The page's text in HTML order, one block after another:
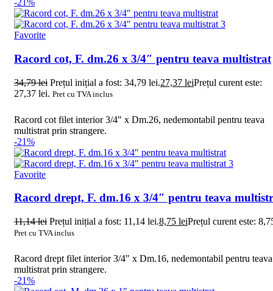
-21%
Favorite
Racord cot, F. dm.26 x 3/4″ pentru teava multistrat
34,79lei Prețul inițial a fost: 34,79 lei.27,37 leiPrețul curent este:
27,37 lei. Pret cu TVA inclus
Racord cot filet interior 3/4" x Dm.26, nedemontabil pentru teava
multistrat prin strangere.
-21%
Favorite
Racord drept, F. dm.16 x 3/4″ pentru teava
11,14lei Prețul inițial a fost: 11,14 lei.8,75 leiPrețul curent este:
Pret cu TVA inclus
Racord drept filet interior 3/4" x Dm.16, nedemontabil pentru teava
multistrat prin strangere.
-21%